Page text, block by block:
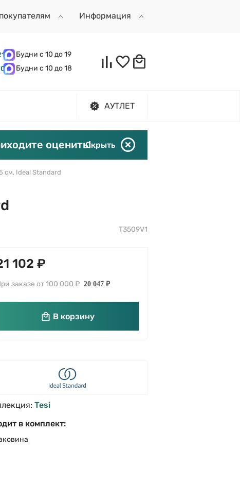
Информация
Будни с 10 до 19
Будни с 10 до 18
АУТЛЕТ
оценить!Скрыть
см, Ideal Standard
T3509V1
102 ₽
заказе от 100 000 ₽ 20 047 ₽
В корзину
Tesi
в комплект: